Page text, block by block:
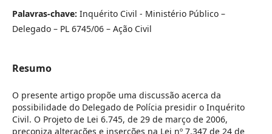
Palavras-chave: Inquérito Civil - Ministério Público –
Delegado – PL 6745/06 – Ação Civil
Resumo
O presente artigo propõe uma discussão acerca da
possibilidade do Delegado de Polícia presidir o Inquérito
Civil. O Projeto de Lei 6.745, de 29 de março de 2006,
preconiza alterações e inserções na Lei nº 7.347 de 24 de